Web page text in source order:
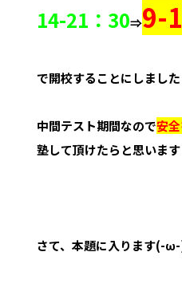
14-21：30⇒9-
で開校することにしました
中間テスト期間なので安
塾して頂けたらと思いま
さて、本題に入ります(-